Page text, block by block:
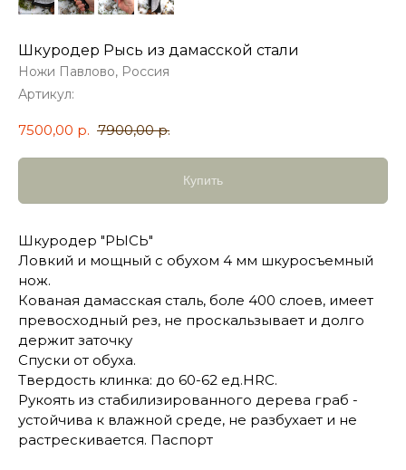
Шкуродер Рысь из дамасской стали
Ножи Павлово, Россия
Артикул:
7500,00 р. 7900,00 р.
Купить
Шкуродер "РЫСЬ"
Ловкий и мощный с обухом 4 мм шкуросъемный
нож.
Кованая дамасская сталь, боле 400 слоев, имеет
превосходный рез, не проскальзывает и долго
держит заточку
Спуски от обуха.
Твердость клинка: до 60-62 ед.HRC.
Рукоять из стабилизированного дерева граб -
устойчива к влажной среде, не разбухает и не
растрескивается. Паспорт